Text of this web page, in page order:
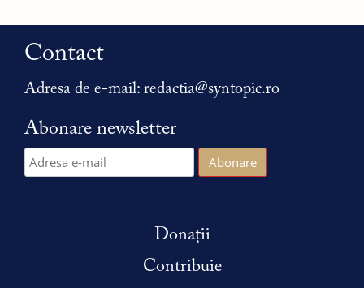
Contact
Adresa de e-mail: redactia@syntopic.ro
Abonare newsletter
Donații
Contribuie